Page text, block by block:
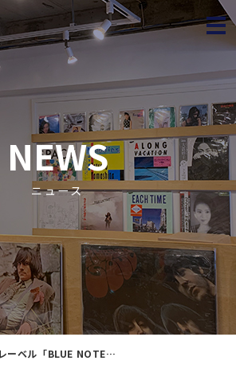
NEWS
ニュース
NOTE」「PRESTIGE」「RIVERSIDE」アナログ盤 買取15％UPキャンペーン！！